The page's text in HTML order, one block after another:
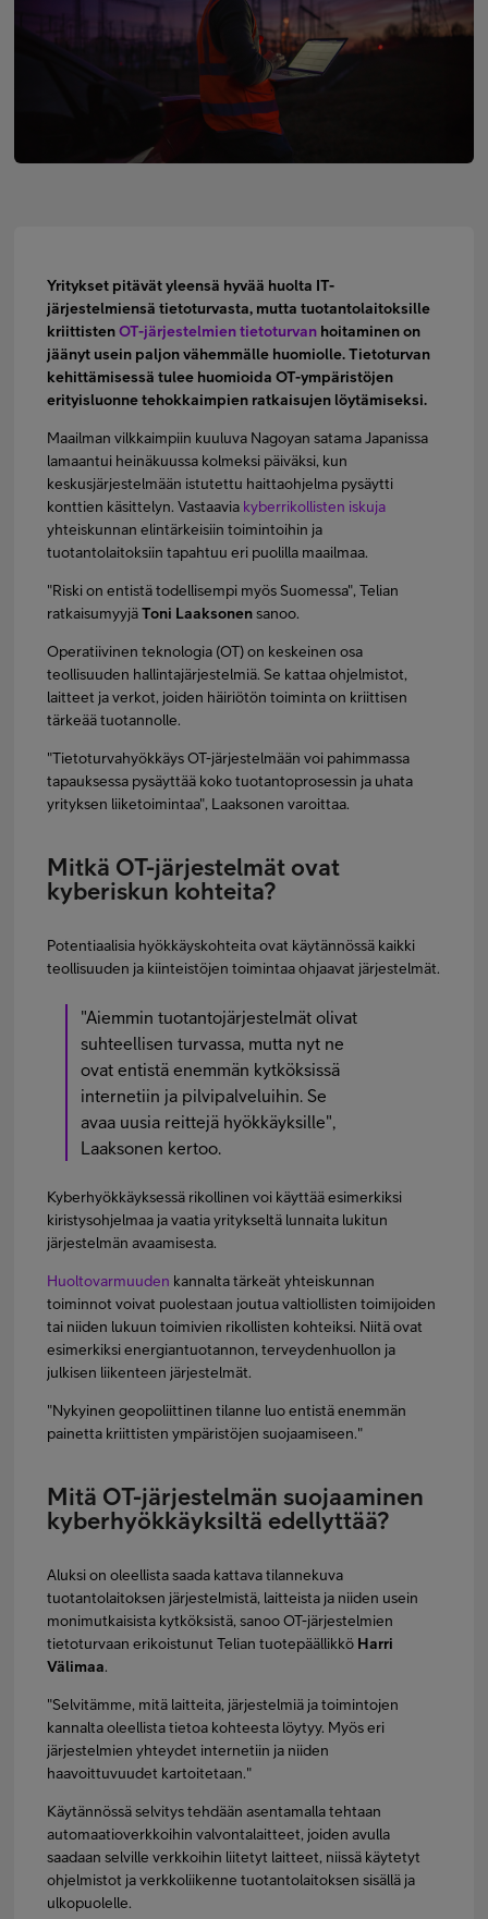
Minun Telia Yrityksille
Yritykset pitävät yleensä hyvää huolta IT-
järjestelmiensä tietoturvasta, mutta tuotantolaitoksille
kriittistenOT-järjestelmien tietoturvan hoitaminen on
jäänyt usein paljon vähemmälle huomiolle. Tietoturvan
kehittämisessä tulee huomioida OT-ympäristöjen
erityisluonne tehokkaimpien ratkaisujen löytämiseksi.
Maailman vilkkaimpiin kuuluva Nagoyan satama Japanissa
lamaantui heinäkuussa kolmeksi päiväksi, kun
keskusjärjestelmään istutettu haittaohjelma pysäytti
konttien käsittelyn. Vastaavia kyberrikollisten iskuja
yhteiskunnan elintärkeisiin toimintoihin ja
tuotantolaitoksiin tapahtuu eri puolilla maailmaa.
"Riski on entistä todellisempi myös Suomessa", Telian
ratkaisumyyjäToni Laaksonensanoo.
Operatiivinen teknologia (OT) on keskeinen osa
teollisuuden hallintajärjestelmiä. Se kattaa ohjelmistot,
laitteet ja verkot, joiden häiriötön toiminta on kriittisen
tärkeää tuotannolle.
"Tietoturvahyökkäys OT-järjestelmään voi pahimmassa
tapauksessa pysäyttää koko tuotantoprosessin ja uhata
yrityksen liiketoimintaa", Laaksonen varoittaa.
Mitkä OT-järjestelmät ovat
kyberiskun kohteita?
Potentiaalisia hyökkäyskohteita ovat käytännössä kaikki
teollisuuden ja kiinteistöjen toimintaa ohjaavat järjestelmät.
"Aiemmin tuotantojärjestelmät olivat
suhteellisen turvassa, mutta nyt ne
ovat entistä enemmän kytköksissä
internetiin ja pilvipalveluihin. Se
avaa uusia reittejä hyökkäyksille",
Laaksonen kertoo.
Kyberhyökkäyksessä rikollinen voi käyttää esimerkiksi
kiristysohjelmaa ja vaatia yritykseltä lunnaita lukitun
järjestelmän avaamisesta.
Huoltovarmuuden kannalta tärkeät yhteiskunnan
toiminnot voivat puolestaan joutua valtiollisten toimijoiden
tai niiden lukuun toimivien rikollisten kohteiksi. Niitä ovat
esimerkiksi energiantuotannon, terveydenhuollon ja
julkisen liikenteen järjestelmät.
"Nykyinen geopoliittinen tilanne luo entistä enemmän
painetta kriittisten ympäristöjen suojaamiseen."
Mitä OT-järjestelmän suojaaminen
kyberhyökkäyksiltä edellyttää?
Aluksi on oleellista saada kattava tilannekuva
tuotantolaitoksen järjestelmistä, laitteista ja niiden usein
monimutkaisista kytköksistä, sanoo OT-järjestelmien
tietoturvaan erikoistunut Telian tuotepäällikkö Harri
Välimaa.
"Selvitämme, mitä laitteita, järjestelmiä ja toimintojen
kannalta oleellista tietoa kohteesta löytyy. Myös eri
järjestelmien yhteydet internetiin ja niiden
haavoittuvuudet kartoitetaan."
Käytännössä selvitys tehdään asentamalla tehtaan
automaatioverkkoihin valvontalaitteet, joiden avulla
saadaan selville verkkoihin liitetyt laitteet, niissä käytetyt
ohjelmistot ja verkkoliikenne tuotantolaitoksen sisällä ja
ulkopuolelle.